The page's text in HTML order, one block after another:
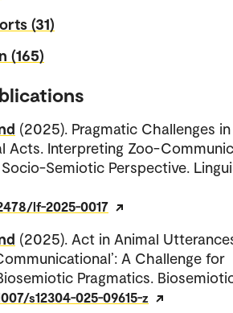
(31)
(165)
(2025). Pragmatic Challenges in
Acts. Interpreting Zoo-
Semiotic Perspective.
lf-2025-0017
(2025). Act in Animal
A Challenge for
Pragmatics.
s12304-025-09615-z